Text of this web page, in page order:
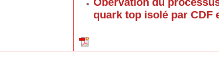
quark top isolé par CDF